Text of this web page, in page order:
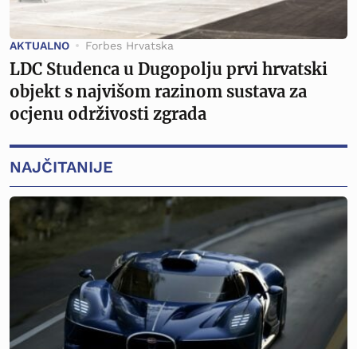
AKTUALNO Forbes Hrvatska
LDC Studenca u Dugopolju prvi hrvatski
objekt s najvišom razinom sustava za
ocjenu održivosti zgrada
NAJČITANIJE